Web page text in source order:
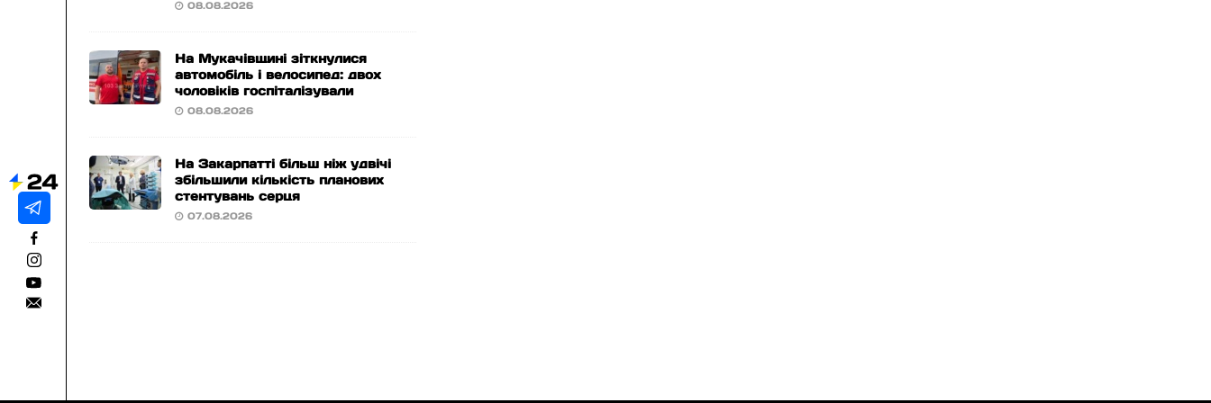
08.08.2026
На Мукачівщині зіткнулися
автомобіль і велосипед: двох
чоловіків госпіталізували
08.08.2026
На Закарпатті більш ніж удвічі
збільшили кількість планових
стентувань серця
07.08.2026